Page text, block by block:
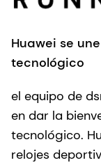
Huawei se
tecnológico
el equipo de
en dar la
tecnológico.
relojes